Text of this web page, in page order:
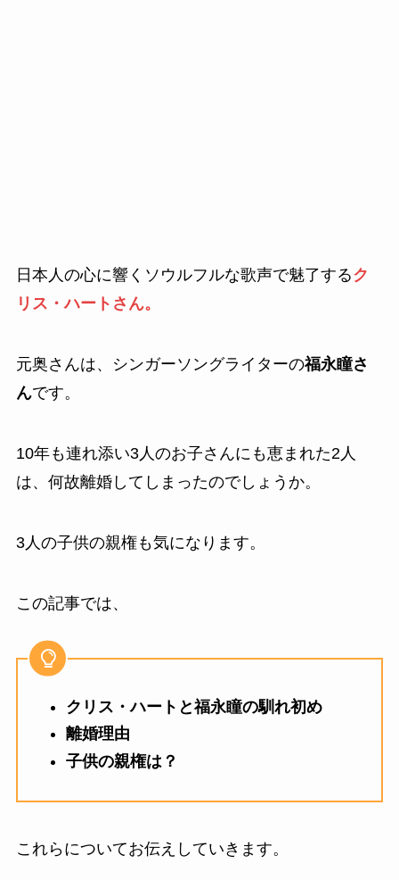
日本人の心に響くソウルフルな歌声で魅了するク
リス・ハートさん。
元奥さんは、シンガーソングライターの福永瞳さ
んです。
10年も連れ添い3人のお子さんにも恵まれた2人
は、何故離婚してしまったのでしょうか。
3人の子供の親権も気になります。
この記事では、
クリス・ハートと福永瞳の馴れ初め
離婚理由
子供の親権は？
これらについてお伝えしていきます。